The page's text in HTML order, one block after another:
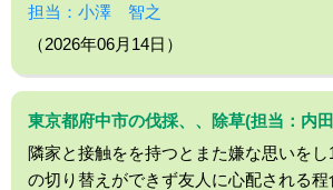
担当：小澤 智之
（2026年06月14日）
東京都府中市の伐採、、除草(担当：内
隣家と接触をを持つとまた嫌な思いをし
の切り替えができず友人に心配される程